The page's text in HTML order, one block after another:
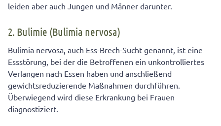
leiden aber auch Jungen und Männer darunter.
2. Bulimie (Bulimia nervosa)
Bulimia nervosa, auch Ess-Brech-Sucht genannt, ist eine
Essstörung, bei der die Betroffenen ein unkontrolliertes
Verlangen nach Essen haben und anschließend
gewichtsreduzierende Maßnahmen durchführen.
Überwiegend wird diese Erkrankung bei Frauen
diagnostiziert.